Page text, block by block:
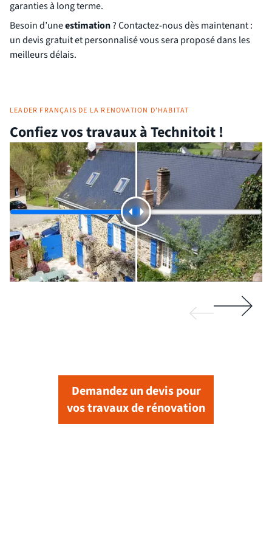
garanties à long terme.
Besoin d’uneestimation? Contactez-nous dès maintenant :
un devis gratuit et personnalisé vous sera proposé dans les
meilleurs délais.
LEADER FRANÇAIS DE LA RENOVATION D'HABITAT
Confiez vos travaux à Technitoit !
Demandez un devis pour
vos travaux de rénovation